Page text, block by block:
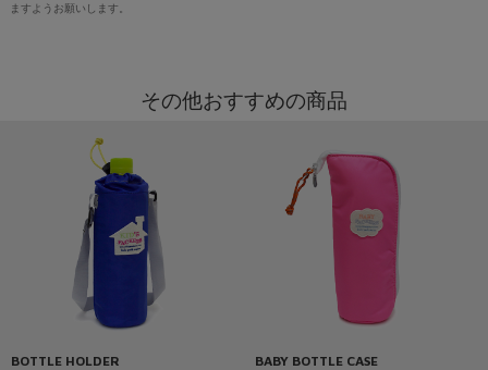
ますようお願いします。
その他おすすめの商品
BOTTLE HOLDER
BABY BOTTLE CASE